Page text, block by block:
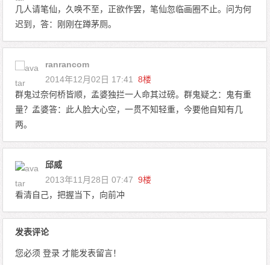
几人请笔仙，久唤不至，正欲作罢，笔仙忽临画圈不止。问为何
迟到，答：刚刚在蹲茅厕。
ranrancom
2014年12月02日 17:41
8楼
群鬼过奈何桥皆顺，孟婆独拦一人命其过磅。群鬼疑之：鬼有重
量？孟婆答：此人脸大心空，一贯不知轻重，今要他自知有几
两。
邱威
2013年11月28日 07:47 9楼
看清自己，把握当下，向前冲
发表评论
您必须 登录 才能发表留言！